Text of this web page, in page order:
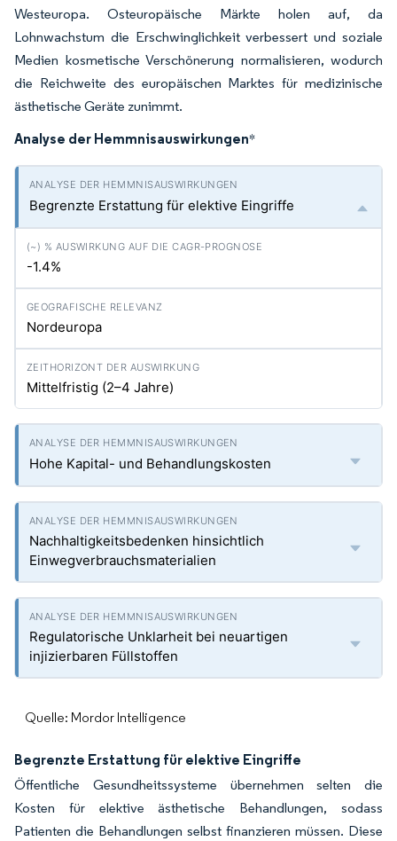
Westeuropa. Osteuropäische Märkte holen auf, da
Lohnwachstum die Erschwinglichkeit verbessert und soziale
Medien kosmetische Verschönerung normalisieren, wodurch
die Reichweite des europäischen Marktes für medizinische
ästhetische Geräte zunimmt.
Analyse der Hemmnisauswirkungen*
Begrenzte Erstattung für elektive Eingriffe
-1.4%
Nordeuropa
Mittelfristig (2–4 Jahre)
Hohe Kapital- und Behandlungskosten
Nachhaltigkeitsbedenken hinsichtlich
Einwegverbrauchsmaterialien
Regulatorische Unklarheit bei neuartigen
injizierbaren Füllstoffen
Quelle: Mordor Intelligence
Begrenzte Erstattung für elektive Eingriffe
Öffentliche Gesundheitssysteme übernehmen selten die
Kosten für elektive ästhetische Behandlungen, sodass
Patienten die Behandlungen selbst finanzieren müssen. Diese